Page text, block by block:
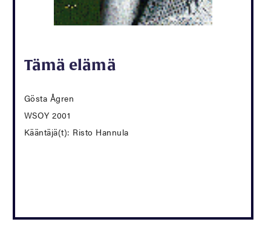
Tämä elämä
Gösta Ågren
WSOY 2001
Kääntäjä(t): Risto Hannula